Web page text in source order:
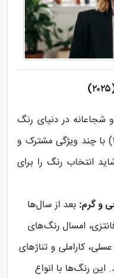
شجاعانه در دنیای رنگ
مو همراه است. ترندهای ۲۰۲۵ (۱۴۰۴) با چند ویژگی مشترک و
انتخاب رنگ را برای
و گرم: بعد از سال‌ها
امسال رنگ‌های
کاراملی و تناژهای
این رنگ‌ها با انواع